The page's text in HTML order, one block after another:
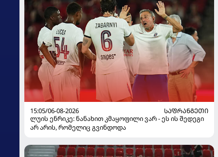
15:05/06-08-2026
ᲡᲐᲤᲠᲐᲜᲒᲔᲗᲘ
ლუის ენრიკე: ნანახით კმაყოფილი ვარ - ეს ის შედეგი
არ არის, რომელიც გვინდოდა